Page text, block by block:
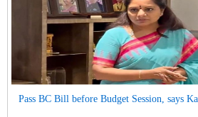
Pass BC Bill before Budget Session, says